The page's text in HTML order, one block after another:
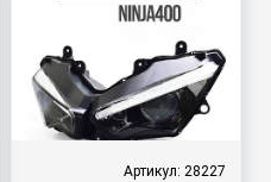
Артикул: 28227